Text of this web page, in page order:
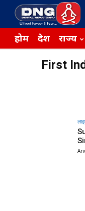
होम देश राज्य
First